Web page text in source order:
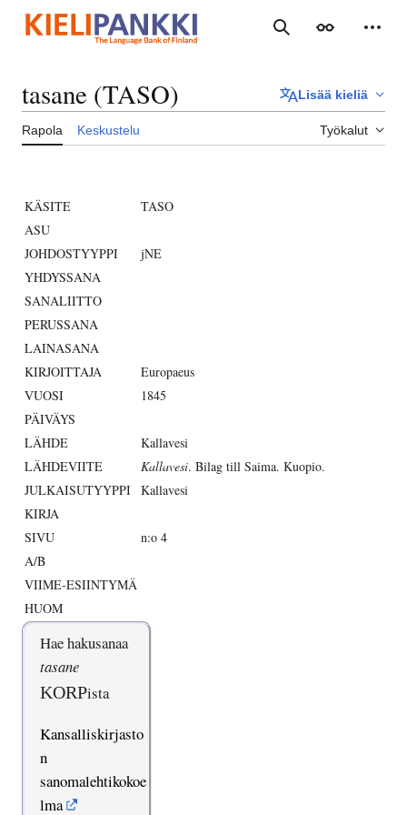
sisältöön
Haku Ulkoasu
tasane (TASO) Lisää kieliä
Rapola Keskustelu Työkalut
KÄSITE
TASO
ASU
JOHDOSTYYPPI
jNE
YHDYSSANA
SANALIITTO
PERUSSANA
LAINASANA
KIRJOITTAJA
Europaeus
VUOSI
1845
PÄIVÄYS
LÄHDE
Kallavesi
LÄHDEVIITE
Kallavesi. Bilag till Saima. Kuopio.
JULKAISUTYYPPI Kallavesi
KIRJA
SIVU
n:o 4
A/B
VIIME-ESIINTYMÄ
HUOM
Hae hakusanaa
tasane
KORPista
Kansalliskirjasto
n
sanomalehtikokoe
lma